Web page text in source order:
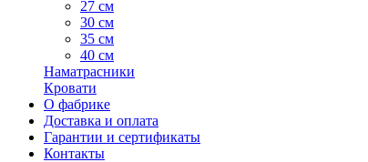
27 см
30 см
35 см
40 см
Наматрасники
Кровати
О фабрике
Доставка и оплата
Гарантии и сертификаты
Контакты